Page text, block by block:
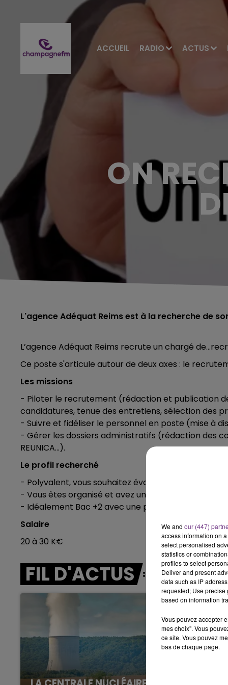
ACCUEIL RADIO ACTUS
ON
L'agence Adéquat Reims est à la recherche de
L’agence Adéquat Reims recrute un chargé
Ce poste s'articule autour de deux axes : le
Les missions
- Piloter le recrutement (rédaction et publication
candidatures, tenue des entretiens, sélection des
- Suivre et fidéliser le personnel en poste (mise à
- Gérer les dossiers administratifs (rédaction des
REUNICA...).
Le profil recherché
- Polyvalent, vous souhaitez évoluer sur un poste
- Vous êtes organisé et avez un contact facile.
- Idéalement Bac +2 avec une première
Salaire
20 à 30 K€
FIL D'ACTUS
We and our (447)
access information on
select personalised
statistics or
profiles to select
Deliver and present
data such as IP
requested; Use precise
based on information
Vous pouvez accepter
mes choix". Vous
ce site. Vous pouvez
bas de chaque page.